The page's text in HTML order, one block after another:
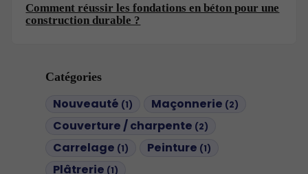
Catégories
Nouveauté (1) Maçonnerie (2)
Couverture / charpente (2)
Carrelage (1) Peinture (1)
Plâtrerie (1)
Comment réussir les fondations en béton pour une
construction durable ?